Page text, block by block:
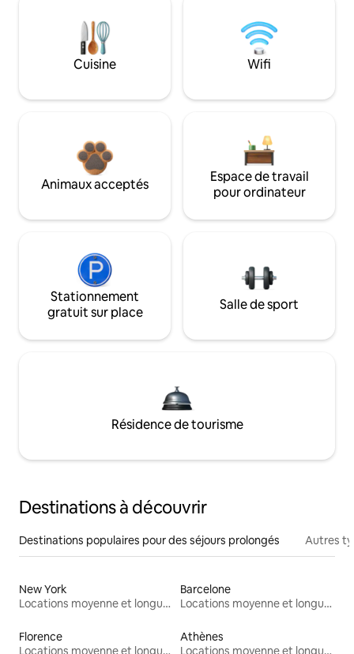
Cuisine Wifi
Animaux acceptés
Espace de travail
pour ordinateur
Stationnement
gratuit sur place
Salle de sport
Résidence de tourisme
Destinations à découvrir
Destinations populaires pour des séjours prolongés Autres
New York
Locations moyenne et longue durée
Barcelone
Locations moyenne et longue durée
Florence
Locations moyenne et longue durée
Athènes
Locations moyenne et longue durée